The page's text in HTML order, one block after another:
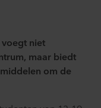
voegt niet
maar biedt
om de